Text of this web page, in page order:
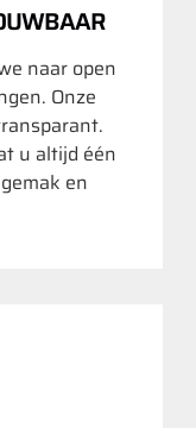
naar open
Onze
u altijd één
en